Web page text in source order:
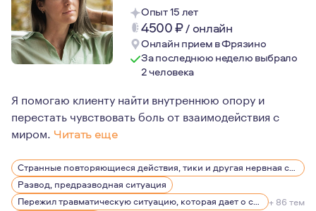
Опыт 15 лет
4500₽/ онлайн
Онлайн прием в Фрязино
За последнюю неделю выбрало
2 человека
Я помогаю клиенту найти внутреннюю опору и
перестать чувствовать боль от взаимодействия с
миром. Читать еще
Я всегда жила с ощущением обострённой
Странные повторяющиеся действия, тики и другая нервная симптоматика
Развод, предразводная ситуация
Пережил травматическую ситуацию, которая дает о себе знать, беспокоит, вызывает эмоции
+ 86 тем